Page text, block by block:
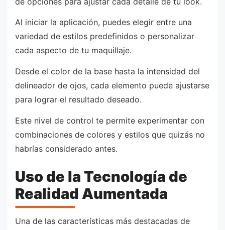
Al iniciar la aplicación, puedes elegir entre una
variedad de estilos predefinidos o personalizar
cada aspecto de tu maquillaje.
Desde el color de la base hasta la intensidad del
delineador de ojos, cada elemento puede ajustarse
para lograr el resultado deseado.
Este nivel de control te permite experimentar con
combinaciones de colores y estilos que quizás no
habrías considerado antes.
Uso de la Tecnología de
Realidad Aumentada
Una de las características más destacadas de